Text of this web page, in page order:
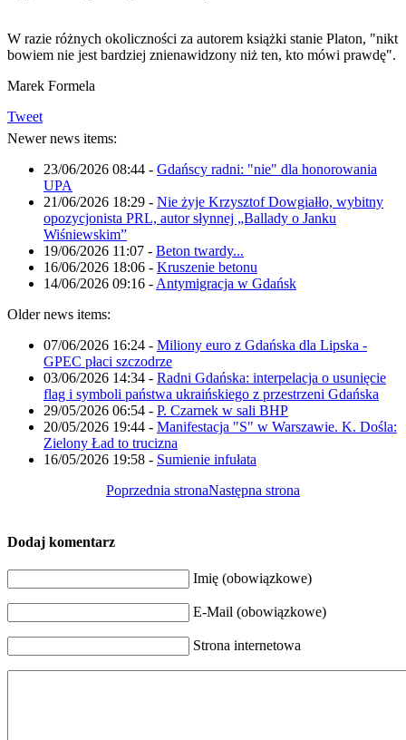
W razie różnych okoliczności za autorem książki stanie Platon, "nikt
bowiem nie jest bardziej znienawidzony niż ten, kto mówi prawdę".
Marek Formela
Tweet
Newer news items:
23/06/2026 08:44 - Gdańscy radni: "nie" dla honorowania
UPA
21/06/2026 18:29 - Nie żyje Krzysztof Dowgiałło, wybitny
opozycjonista PRL, autor słynnej „Ballady o Janku
Wiśniewskim”
19/06/2026 11:07 - Beton twardy...
16/06/2026 18:06 - Kruszenie betonu
14/06/2026 09:16 - Antymigracja w Gdańsk
Older news items:
07/06/2026 16:24 - Miliony euro z Gdańska dla Lipska -
GPEC płaci szczodrze
03/06/2026 14:34 - Radni Gdańska: interpelacja o usunięcie
flag i symboli państwa ukraińskiego z przestrzeni Gdańska
29/05/2026 06:54 - P. Czarnek w sali BHP
20/05/2026 19:44 - Manifestacja "S" w Warszawie. K. Dośla:
Zielony Ład to trucizna
16/05/2026 19:58 - Sumienie infułata
Poprzednia stronaNastępna strona
Dodaj komentarz
Imię (obowiązkowe)
E-Mail (obowiązkowe)
Strona internetowa